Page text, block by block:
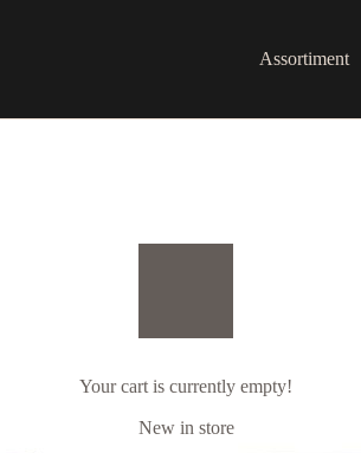
Assortiment
Your cart is currently empty!
New in store